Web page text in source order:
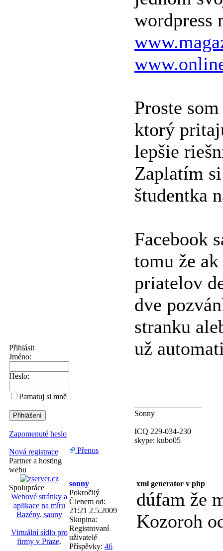
Přihlásit
Jméno:
Heslo:
Pamatuj si mně
Zapomenuté heslo
Nová registrace
Partner a hosting
webu
Spolupráce
Webové stránky a
aplikace na míru
Bazény, sauny
Virtuální sídlo pro
firmy v Praze.
wordpress
Proste
ktorý
lepšie
Zaplatím
študentka
Facebook
tomu že
priatelov
dve
stranku
už
Sonny
ICQ 229-034-230
skype: kubo05
Přenos
sonny
xml generator v php
Pokročilý
Členem od:
21:21 2.5.2009
Skupina:
Registrovaní
uživatelé
Příspěvky: 46
dúfam že
Kozoroh